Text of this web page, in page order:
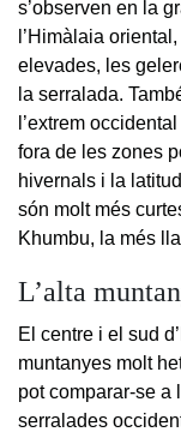
s’observen en la
l’Himàlaia
elevades, les
la serralada.
l’extrem
fora de les zones
hivernals i la
són molt més
Khumbu, la més
L’alta
El centre i el sud
muntanyes molt
pot comparar-se a
serralades